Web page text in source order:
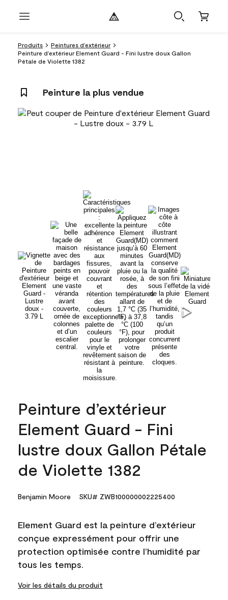
Produits
Peintures d’extérieur
Peinture d’extérieur Element Guard - Fini lustre doux Gallon
Pétale de Violette 1382
Peinture la plus vendue
Peinture d’extérieur
Element Guard - Fini
lustre doux Gallon Pétale
de Violette 1382
Benjamin Moore SKU# ZWB100000002225400
Element Guard est la peinture d’extérieur
conçue expressément pour offrir une
protection optimisée contre l’humidité par
tous les temps.
Voir les détails du produit